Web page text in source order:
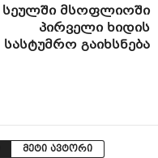
სეულში მსოფლიოში
პირველი ხიდის
სასტუმრო გაიხსნება
მეტი ავტორი